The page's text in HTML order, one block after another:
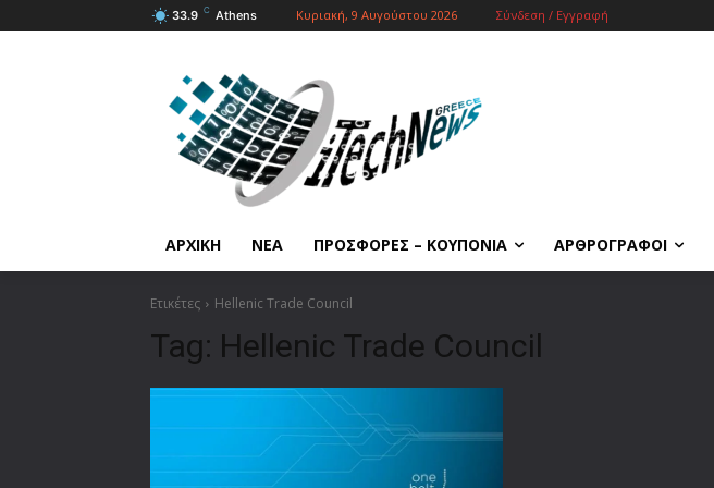
33.9 C Athens Κυριακή, 9 Αυγούστου 2026 Σύνδεση / Εγγραφή
ΑΡΧΙΚΗ ΝΕΑ ΠΡΟΣΦΟΡΕΣ – ΚΟΥΠΟΝΙΑ ΑΡΘΡΟΓΡΑΦΟΙ
Ετικέτες Hellenic Trade Council
Tag: Hellenic Trade Council